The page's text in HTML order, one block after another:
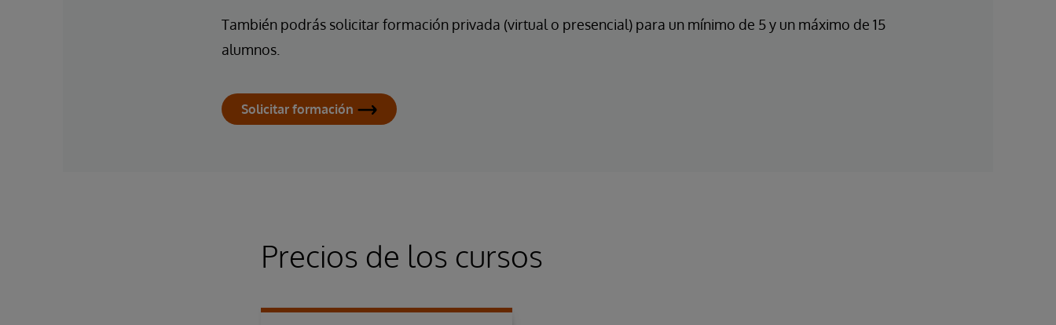
También podrás solicitar formación privada (virtual o presencial) para un mínimo de 5 y un máximo de 15
alumnos.
Solicitar formación
Precios de los cursos